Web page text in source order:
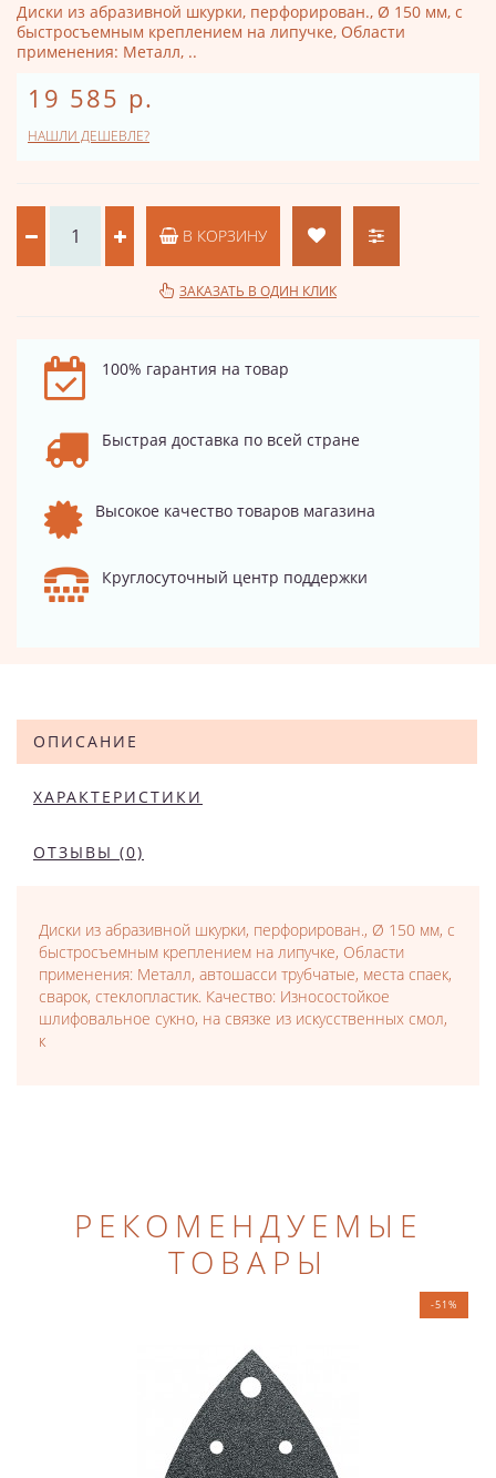
Диски из абразивной шкурки, перфорирован., Ø 150 мм, с
быстросъемным креплением на липучке, Области
применения: Металл, ..
19 585 р.
НАШЛИ ДЕШЕВЛЕ?
В КОРЗИНУ
ЗАКАЗАТЬ В ОДИН КЛИК
100% гарантия на товар
Быстрая доставка по всей стране
Высокое качество товаров магазина
Круглосуточный центр поддержки
ОПИСАНИЕ
ХАРАКТЕРИСТИКИ
ОТЗЫВЫ (0)
Диски из абразивной шкурки, перфорирован., Ø 150 мм, с
быстросъемным креплением на липучке, Области
применения: Металл, автошасси трубчатые, места спаек,
сварок, стеклопластик. Качество: Износостойкое
шлифовальное сукно, на связке из искусственных смол,
к
РЕКОМЕНДУЕМЫЕ
ТОВАРЫ
-51%